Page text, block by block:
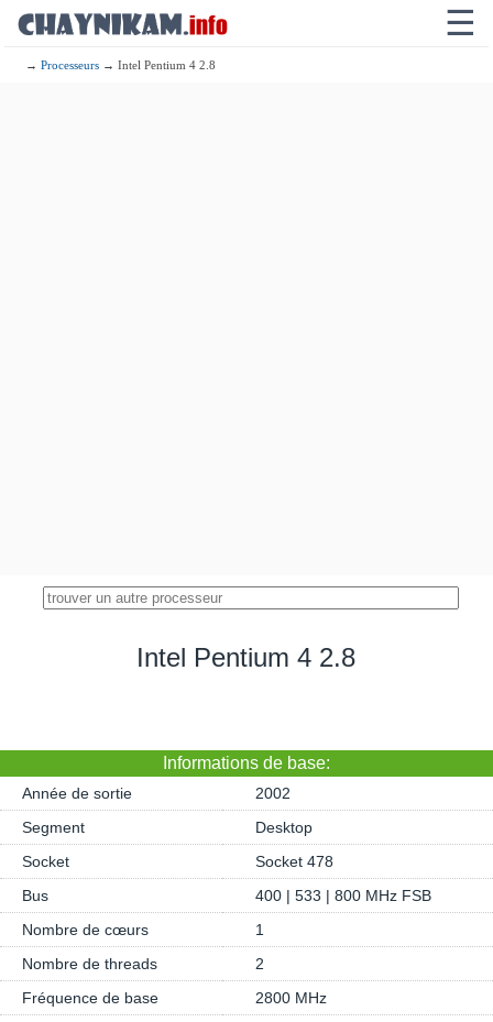
☰
→Processeurs → Intel Pentium 4 2.8
Intel Pentium 4 2.8
Informations de base:
Année de sortie
2002
Segment
Desktop
Socket
Socket 478
Bus
400 | 533 | 800 MHz FSB
Nombre de cœurs
1
Nombre de threads
2
Fréquence de base
2800 MHz